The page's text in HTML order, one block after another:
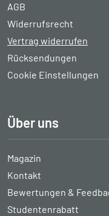
AGB
Widerrufsrecht
Vertrag widerrufen
Rücksendungen
Cookie Einstellungen
Über uns
Magazin
Kontakt
Bewertungen &
Studentenrabatt